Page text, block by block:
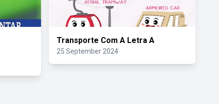
Transporte Com A Letra A
25 September 2024